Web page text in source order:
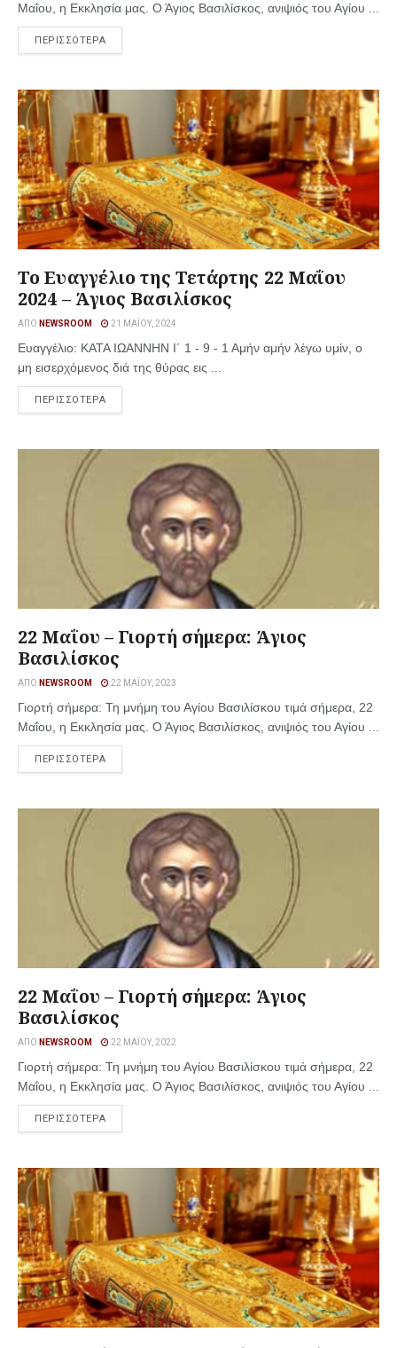
Μαΐου, η Εκκλησία μας. Ο Άγιος Βασιλίσκος, ανιψιός του Αγίου ...
ΠΕΡΙΣΣΟΤΕΡΑ
Το Ευαγγέλιο της Τετάρτης 22 Μαΐου
2024 – Άγιος Βασιλίσκος
ΑΠΌ NEWSROOM 21 ΜΑΪ́ΟΥ, 2024
Ευαγγέλιο: ΚΑΤΑ ΙΩΑΝΝΗΝ Ι´ 1 - 9 - 1 Αμήν αμήν λέγω υμίν, ο
μη εισερχόμενος διά της θύρας εις ...
ΠΕΡΙΣΣΟΤΕΡΑ
22 Μαΐου – Γιορτή σήμερα: Άγιος
Βασιλίσκος
ΑΠΌ NEWSROOM 22 ΜΑΪ́ΟΥ, 2023
Γιορτή σήμερα: Τη μνήμη του Αγίου Βασιλίσκου τιμά σήμερα, 22
Μαΐου, η Εκκλησία μας. Ο Άγιος Βασιλίσκος, ανιψιός του Αγίου ...
ΠΕΡΙΣΣΟΤΕΡΑ
22 Μαΐου – Γιορτή σήμερα: Άγιος
Βασιλίσκος
ΑΠΌ NEWSROOM 22 ΜΑΪ́ΟΥ, 2022
Γιορτή σήμερα: Τη μνήμη του Αγίου Βασιλίσκου τιμά σήμερα, 22
Μαΐου, η Εκκλησία μας. Ο Άγιος Βασιλίσκος, ανιψιός του Αγίου ...
ΠΕΡΙΣΣΟΤΕΡΑ